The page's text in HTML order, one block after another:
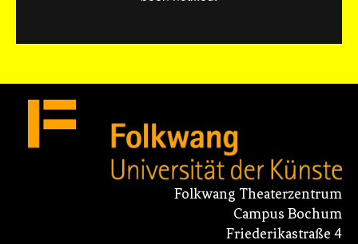
Folkwang Theaterzentrum
Campus Bochum
Friederikastraße 4